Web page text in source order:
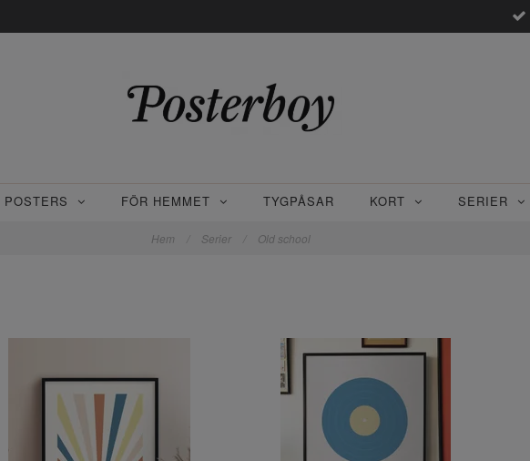
POSTERS FÖR HEMMET TYGPÅSAR KORT SERIER
Hem Serier Old school